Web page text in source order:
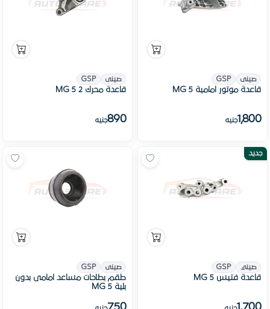
صينى GSP
قاعدة موتور امامية MG 5
1,800جنيه
صينى GSP
قاعدة محرك 2 MG 5
890جنيه
جديد
صيني GSP
قاعدة فتيس MG 5
1,700
صينى GSP
طقم بطاحات مساعد امامى بدون
بلية MG 5
750